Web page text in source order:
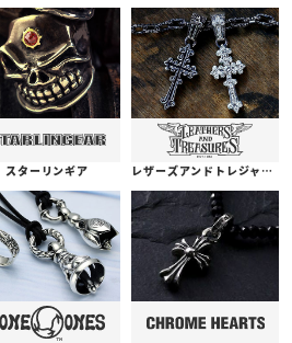
スターリンギア レザーズアンドトレジャーズ